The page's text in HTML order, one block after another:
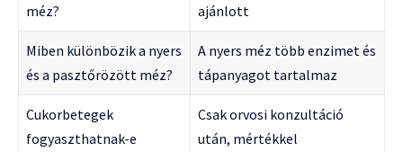
méz?
ajánlott
Miben különbözik a nyers
és a pasztőrözött méz?
A nyers méz több enzimet és
tápanyagot tartalmaz
Cukorbetegek
fogyaszthatnak-e
Csak orvosi konzultáció
után, mértékkel